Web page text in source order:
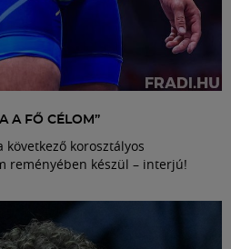
A FŐ CÉLOM”
következő korosztályos
reményében készül – interjú!